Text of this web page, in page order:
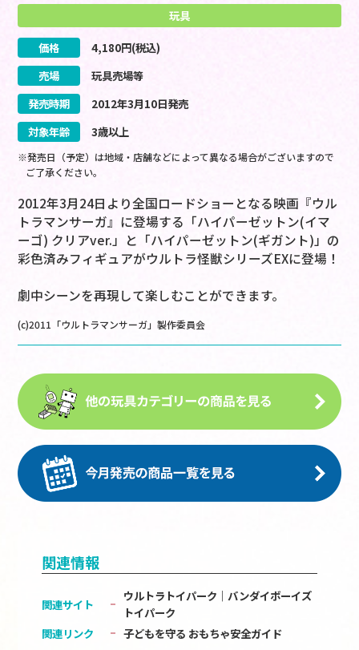
玩具
価格 4,180円(税込)
売場
玩具売場等
発売時期
2012年3月10日発売
対象年齢
3歳以上
※発売日（予定）は地域・店舗などによって異なる場合がございますので
ご了承ください。
2012年3月24日より全国ロードショーとなる映画『ウル
トラマンサーガ』に登場する「ハイパーゼットン(イマ
ーゴ) クリアver.」と「ハイパーゼットン(ギガント)」の
彩色済みフィギュアがウルトラ怪獣シリーズEXに登場！
劇中シーンを再現して楽しむことができます。
(c)2011「ウルトラマンサーガ」製作委員会
関連情報
関連サイト
ウルトラトイパーク｜バンダイボーイズ
トイパーク
関連リンク
子どもを守る おもちゃ安全ガイド